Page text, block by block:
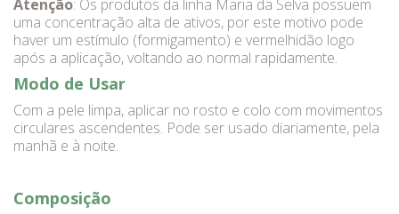
Atenção: Os produtos da linha Maria da Selva possuem
uma concentração alta de ativos, por este motivo pode
haver um estímulo (formigamento) e vermelhidão logo
após a aplicação, voltando ao normal rapidamente.
Modo de Usar
Com a pele limpa, aplicar no rosto e colo com movimentos
circulares ascendentes. Pode ser usado diariamente, pela
manhã e à noite.
Composição